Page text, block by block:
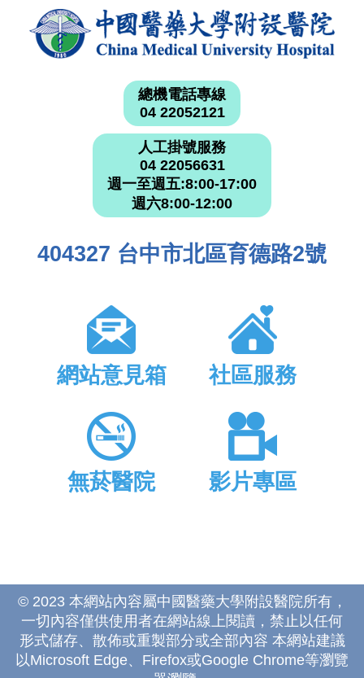
總機電話專線
04 22052121
人工掛號服務
04 22056631
週一至週五:8:00-17:00
週六8:00-12:00
404327 台中市北區育德路2號
網站意見箱 社區服務
無菸醫院 影片專區
© 2023 本網站內容屬中國醫藥大學附設醫院所有，
一切內容僅供使用者在網站線上閱讀，禁止以任何
形式儲存、散佈或重製部分或全部內容 本網站建議
以Microsoft Edge、Firefox或Google Chrome等瀏覽